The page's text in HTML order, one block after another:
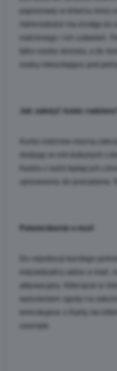
papierowej w imieniu innej
Administrator ma dostęp do
rodzinnego i ich ustawień.
osoby mieszkające pod
Jak założyć konto rodzinne?
Konto rodzinne można
dodając w nim kolejnych
Każda z osób będących
uprawniona do posiadania
Potwierdzenie e-mail